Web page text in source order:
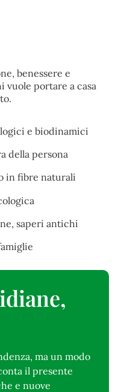
benessere e
vuole portare a casa
e biodinamici
della persona
in fibre naturali
saperi antichi
ma un modo
il presente
e nuove